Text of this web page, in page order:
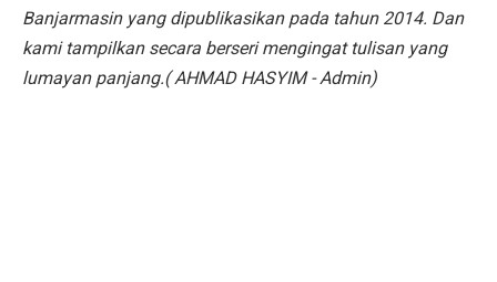
Banjarmasin yang dipublikasikan pada tahun 2014. Dan
kami tampilkan secara berseri mengingat tulisan yang
lumayan panjang.( AHMAD HASYIM - Admin)